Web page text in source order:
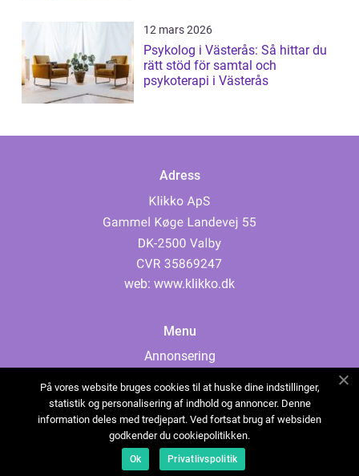
12 mars 2026
Psykolog i Västerås: Så hittar du
rätt stöd för samtal och
psykoterapi i Västerås
Adress
web: www.klikko.dk
Menu
Annonsering
Cookies
Kontakta oss
Sitemap
På vores website bruges cookies til at huske dine indstillinger,
statistik og personalisering af indhold og annoncer. Denne
information deles med tredjepart. Ved fortsat brug af websiden
godkender du cookiepolitikken.
Ok Privatlivspolitik